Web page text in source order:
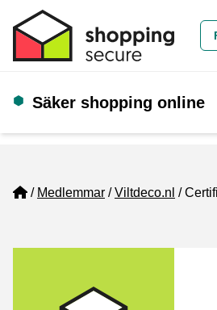
Säker shopping online
Home
Medlemmar Viltdeco.nl